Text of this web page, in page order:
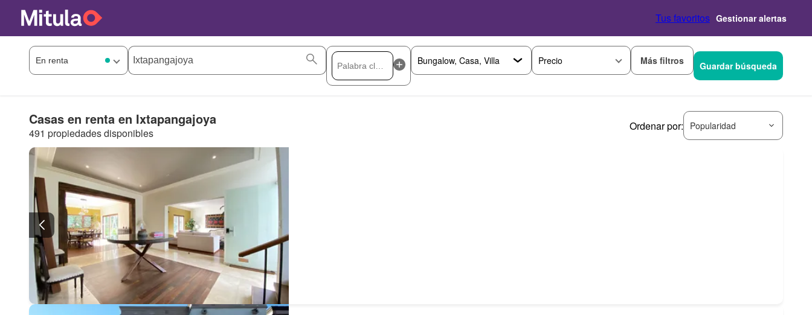
Tus favoritos Gestionar alertas
Precio Más filtros Guardar búsqueda
Casas en renta en Ixtapangajoya
491 propiedades disponibles
Ordenar por: Popularidad